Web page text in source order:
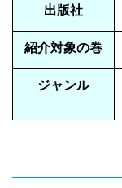
出版社
紹介対象の巻
ジャンル